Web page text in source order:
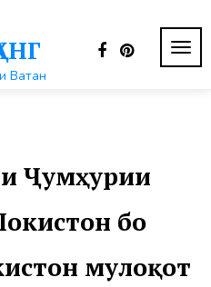
Ватан
Ҷумҳурии
бо
мулоқот